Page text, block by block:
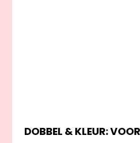
DOBBEL & KLEUR: